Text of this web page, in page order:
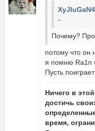
-
Почему? Про
потому что он
я помню Ra1n
Пусть
Ничего в
достичь
время,